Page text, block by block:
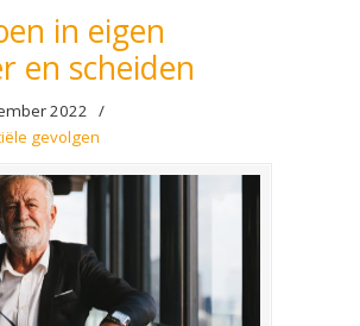
in eigen
en scheiden
2022 /
gevolgen